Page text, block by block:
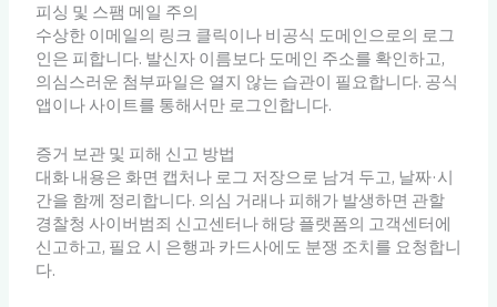
피싱 및 스팸 메일 주의
수상한 이메일의 링크 클릭이나 비공식 도메인으로의 로그
인은 피합니다. 발신자 이름보다 도메인 주소를 확인하고,
의심스러운 첨부파일은 열지 않는 습관이 필요합니다. 공식
앱이나 사이트를 통해서만 로그인합니다.
증거 보관 및 피해 신고 방법
대화 내용은 화면 캡처나 로그 저장으로 남겨 두고, 날짜·시
간을 함께 정리합니다. 의심 거래나 피해가 발생하면 관할
경찰청 사이버범죄 신고센터나 해당 플랫폼의 고객센터에
신고하고, 필요 시 은행과 카드사에도 분쟁 조치를 요청합니
다.